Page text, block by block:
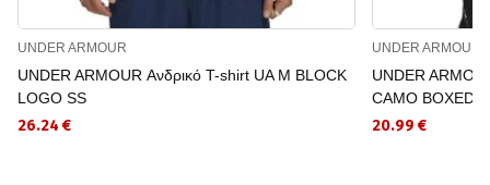
UNDER ARMOUR
UNDER ARMOUR Ανδρικό T-shirt UA M BLOCK
LOGO SS
26.24 €
UNDER ARMOUR
UNDER
CAMO BOXED
20.99 €